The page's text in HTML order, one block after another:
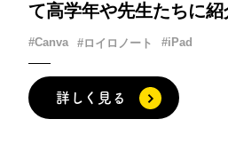
て高学年や先生たちに紹
#Canva #ロイロノート #iPad
詳しく見る